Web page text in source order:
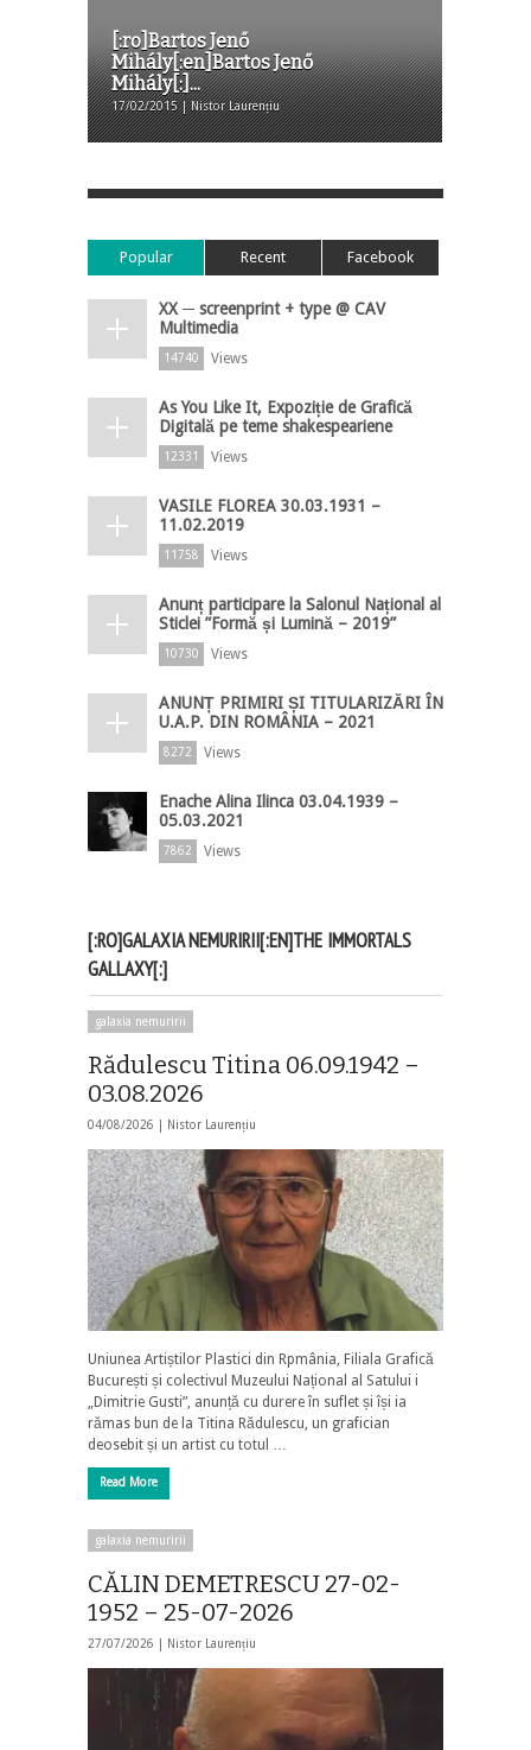
[:ro]Bartos Jenő
Mihály[:en]Bartos Jenő
Mihály[:]...
17/02/2015 | Nistor Laurențiu
Popular Recent Facebook
XX ─ screenprint + type @ CAV
Multimedia
14740 Views
As You Like It, Expoziție de Grafică
Digitală pe teme shakespeariene
12331 Views
VASILE FLOREA 30.03.1931 –
11.02.2019
11758 Views
Anunț participare la Salonul Național al
Sticlei ”Formă și Lumină – 2019”
10730 Views
ANUNȚ PRIMIRI ȘI TITULARIZĂRI ÎN
U.A.P. DIN ROMÂNIA – 2021
8272 Views
Enache Alina Ilinca 03.04.1939 –
05.03.2021
7862 Views
[:RO]GALAXIA NEMURIRII[:EN]THE IMMORTALS
GALLAXY[:]
galaxia nemuririi
Rădulescu Titina 06.09.1942 –
03.08.2026
04/08/2026 | Nistor Laurențiu
Uniunea Artiștilor Plastici din Rpmânia, Filiala Grafică
București și colectivul Muzeului Național al Satului i
„Dimitrie Gusti”, anunță cu durere în suflet și își ia
rămas bun de la Titina Rădulescu, un grafician
deosebit și un artist cu totul …
Read More
galaxia nemuririi
CĂLIN DEMETRESCU 27-02-
1952 – 25-07-2026
27/07/2026 | Nistor Laurențiu